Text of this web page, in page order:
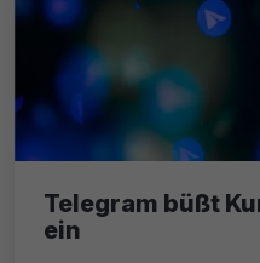
Telegram büßt
ein